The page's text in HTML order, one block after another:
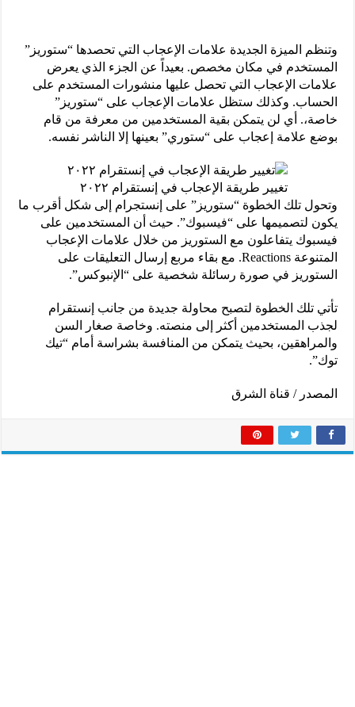
وتنظم الميزة الجديدة علامات الإعجاب التي تحصدها “ستوريز”
المستخدم في مكان مخصص. بعيداً عن الجزء الذي يعرض
علامات الإعجاب التي تحصل عليها منشورات المستخدم على
الحساب. وكذلك ستظل علامات الإعجاب على “ستوريز”
خاصة،. أي لن يتمكن بقية المستخدمين من معرفة من قام
بوضع علامة إعجاب على “ستوري” بعينها إلا الناشر نفسه.
تغيير طريقة الإعجاب في إنستقرام ٢٠٢٢
وتحول تلك الخطوة “ستوريز” على إنستجرام إلى شكل أقرب ما
يكون لتصميمها على “فيسبوك”. حيث أن المستخدمين على
فيسبوك يتفاعلون مع الستوريز من خلال علامات الإعجاب
المتنوعة Reactions. مع بقاء مربع إرسال التعليقات على
الستوريز في صورة رسائلة شخصية على “الإنبوكس”.
تأتي تلك الخطوة لتصبح محاولة جديدة من جانب إنستقرام
لجذب المستخدمين أكثر إلى منصته. وخاصة صغار السن
والمراهقين، بحيث يتمكن من المنافسة بشراسة أمام “تيك
توك”.
المصدر / قناة الشرق